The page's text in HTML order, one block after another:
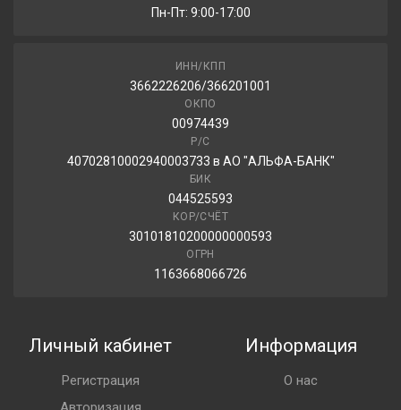
Пн-Пт: 9:00-17:00
ИНН/КПП
3662226206/366201001
ОКПО
00974439
Р/С
40702810002940003733 в АО "АЛЬФА-БАНК"
БИК
044525593
КОР/СЧЁТ
30101810200000000593
ОГРН
1163668066726
Личный кабинет
Регистрация
Информация
О нас